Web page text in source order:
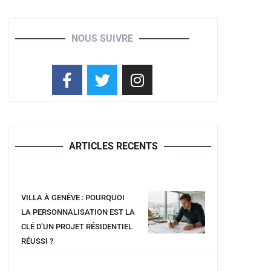
NOUS SUIVRE
ARTICLES RECENTS
VILLA À GENÈVE : POURQUOI
LA PERSONNALISATION EST LA
CLÉ D’UN PROJET RÉSIDENTIEL
RÉUSSI ?